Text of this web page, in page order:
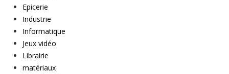
Epicerie
Industrie
Informatique
Jeux vidéo
Librairie
matériaux